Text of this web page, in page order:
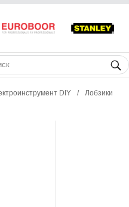
DIY / Лобзики